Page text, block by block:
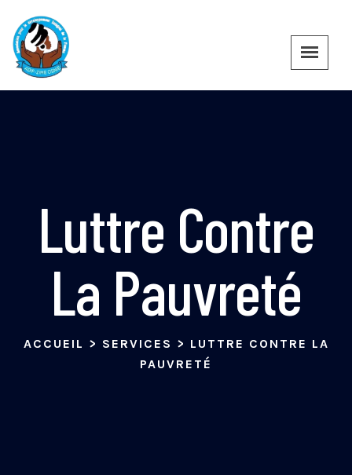
Luttre Contre
La Pauvreté
ACCUEIL > SERVICES > LUTTRE CONTRE LA
PAUVRETÉ